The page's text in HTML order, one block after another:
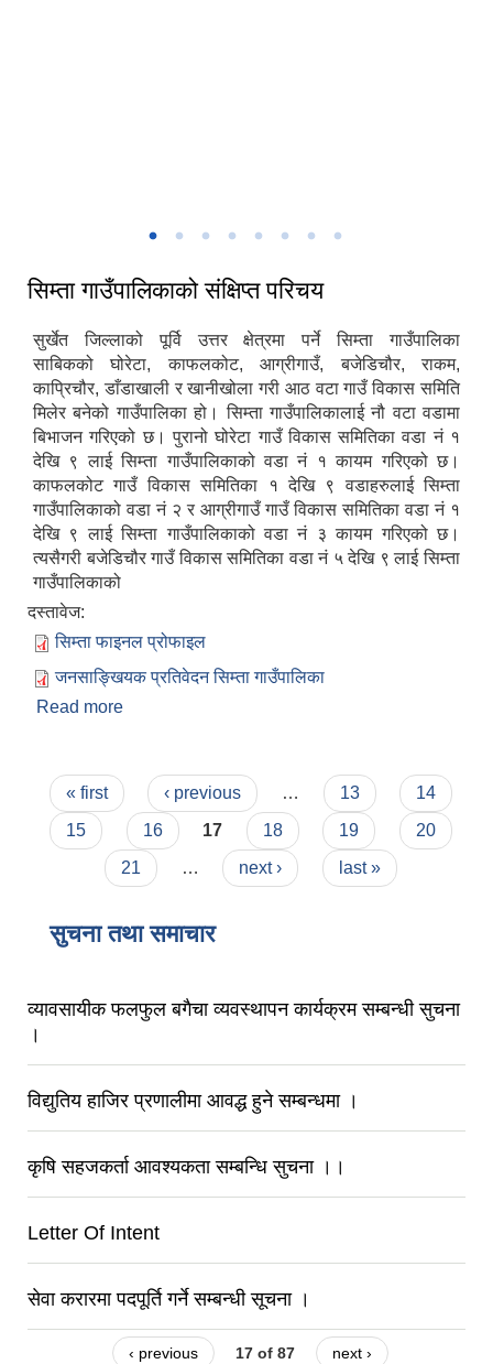
सिम्ता गाउँपालिकाको संक्षिप्त परिचय
सुर्खेत जिल्लाको पूर्वि उत्तर क्षेत्रमा पर्ने सिम्ता गाउँपालिका
साबिकको घोरेटा, काफलकोट, आग्रीगाउँ, बजेडिचौर, राकम,
काप्रिचौर, डाँडाखाली र खानीखोला गरी आठ वटा गाउँ विकास समिति
मिलेर बनेको गाउँपालिका हो। सिम्ता गाउँपालिकालाई नौ वटा वडामा
बिभाजन गरिएको छ। पुरानो घोरेटा गाउँ विकास समितिका वडा नं १
देखि ९ लाई सिम्ता गाउँपालिकाको वडा नं १ कायम गरिएको छ।
काफलकोट गाउँ विकास समितिका १ देखि ९ वडाहरुलाई सिम्ता
गाउँपालिकाको वडा नं २ र आग्रीगाउँ गाउँ विकास समितिका वडा नं १
देखि ९ लाई सिम्ता गाउँपालिकाको वडा नं ३ कायम गरिएको छ।
त्यसैगरी बजेडिचौर गाउँ विकास समितिका वडा नं ५ देखि ९ लाई सिम्ता
गाउँपालिकाको
दस्तावेज:
सिम्ता फाइनल प्रोफाइल
जनसाङ्खियक प्रतिवेदन सिम्ता गाउँपालिका
Read more
Pages
« first ‹ previous … 13
14
15
16 17 18 19
20
21
… next › last »
सुचना तथा समाचार
व्यावसायीक फलफुल बगैचा व्यवस्थापन कार्यक्रम सम्बन्धी सुचना
।
विद्युतिय हाजिर प्रणालीमा आवद्ध हुने सम्बन्धमा ।
कृषि सहजकर्ता आवश्यकता सम्बन्धि सुचना ।।
Letter Of Intent
सेवा करारमा पदपूर्ति गर्ने सम्बन्धी सूचना ।
‹ previous 17 of 87 next ›